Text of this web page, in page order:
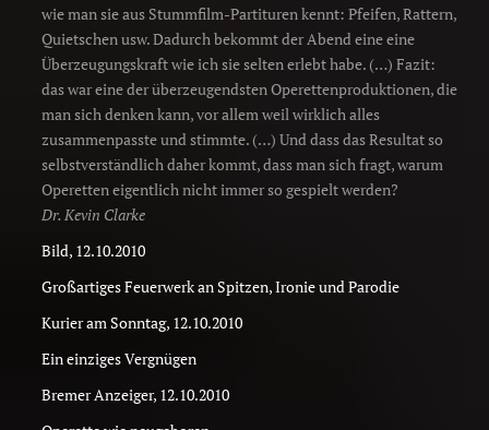
wie man sie aus Stummfilm-Partituren kennt: Pfeifen, Rattern,
Quietschen usw. Dadurch bekommt der Abend eine eine
Überzeugungskraft wie ich sie selten erlebt habe. (…) Fazit:
das war eine der überzeugendsten Operettenproduktionen, die
man sich denken kann, vor allem weil wirklich alles
zusammenpasste und stimmte. (…) Und dass das Resultat so
selbstverständlich daher kommt, dass man sich fragt, warum
Operetten eigentlich nicht immer so gespielt werden?
Dr. Kevin Clarke
Bild, 12.10.2010
Großartiges Feuerwerk an Spitzen, Ironie und Parodie
Kurier am Sonntag, 12.10.2010
Ein einziges Vergnügen
Bremer Anzeiger, 12.10.2010